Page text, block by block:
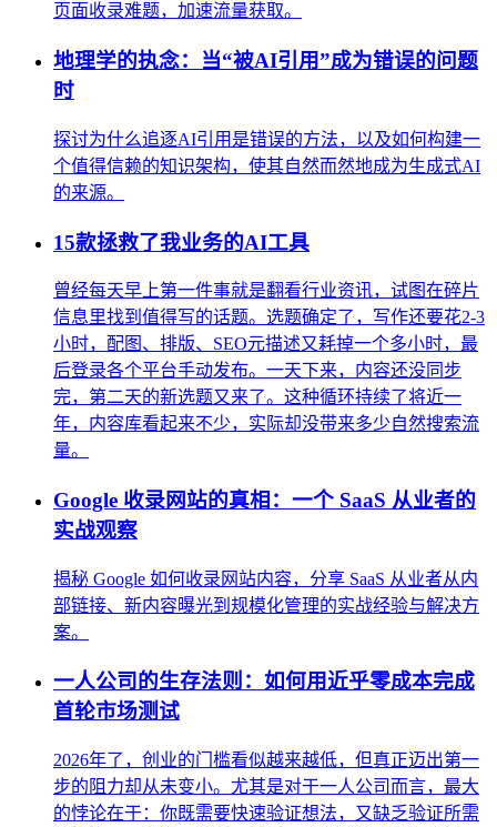
页面收录难题，加速流量获取。
地理学的执念：当“被AI引用”成为错误的问题
时
探讨为什么追逐AI引用是错误的方法，以及如何构建一
个值得信赖的知识架构，使其自然而然地成为生成式AI
的来源。
15款拯救了我业务的AI工具
曾经每天早上第一件事就是翻看行业资讯，试图在碎片
信息里找到值得写的话题。选题确定了，写作还要花2-3
小时，配图、排版、SEO元描述又耗掉一个多小时，最
后登录各个平台手动发布。一天下来，内容还没同步
完，第二天的新选题又来了。这种循环持续了将近一
年，内容库看起来不少，实际却没带来多少自然搜索流
量。
Google 收录网站的真相：一个 SaaS 从业者的
实战观察
揭秘 Google 如何收录网站内容，分享 SaaS 从业者从内
部链接、新内容曝光到规模化管理的实战经验与解决方
案。
一人公司的生存法则：如何用近乎零成本完成
首轮市场测试
2026年了，创业的门槛看似越来越低，但真正迈出第一
步的阻力却从未变小。尤其是对于一人公司而言，最大
的悖论在于：你既需要快速验证想法，又缺乏验证所需